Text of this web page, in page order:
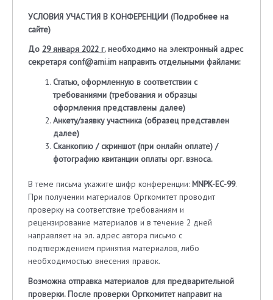
УСЛОВИЯ УЧАСТИЯ В КОНФЕРЕНЦИИ (Подробнее на
сайте)
До 29 января 2022 г.необходимо на электронный адрес
секретаря conf@ami.im направить отдельными файлами:
Статью, оформленную в соответствии с
требованиями (требования и образцы
оформления представлены далее)
Анкету/заявку участника (образец представлен
далее)
Сканкопию / скриншот (при онлайн оплате) /
фотографию квитанции оплаты орг. взноса.
В теме письма укажите шифр конференции: MNPK-EC-99.
При получении материалов Оргкомитет проводит
проверку на соответствие требованиям и
рецензирование материалов и в течение 2 дней
направляет на эл. адрес автора письмо с
подтверждением принятия материалов, либо
необходимостью внесения правок.
Возможна отправка материалов для предварительной
проверки. После проверки Оргкомитет направит на